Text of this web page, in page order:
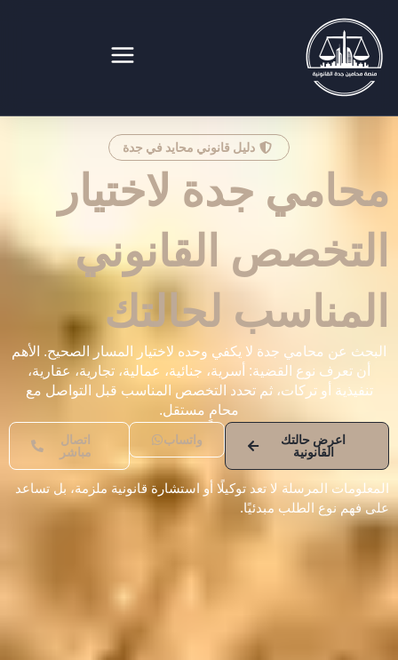
المحتوى
دليل قانوني محايد في جدة
محامي جدة لاختيار
التخصص القانوني
المناسب لحالتك
البحث عن محامي جدة لا يكفي وحده لاختيار المسار الصحيح. الأهم
أن تعرف نوع القضية: أسرية، جنائية، عمالية، تجارية، عقارية،
تنفيذية أو تركات، ثم تحدد التخصص المناسب قبل التواصل مع
محامٍ مستقل.
اعرض حالتك
القانونية
واتساب
اتصال
مباشر
المعلومات المرسلة لا تعد توكيلًا أو استشارة قانونية ملزمة، بل تساعد
على فهم نوع الطلب مبدئيًا.